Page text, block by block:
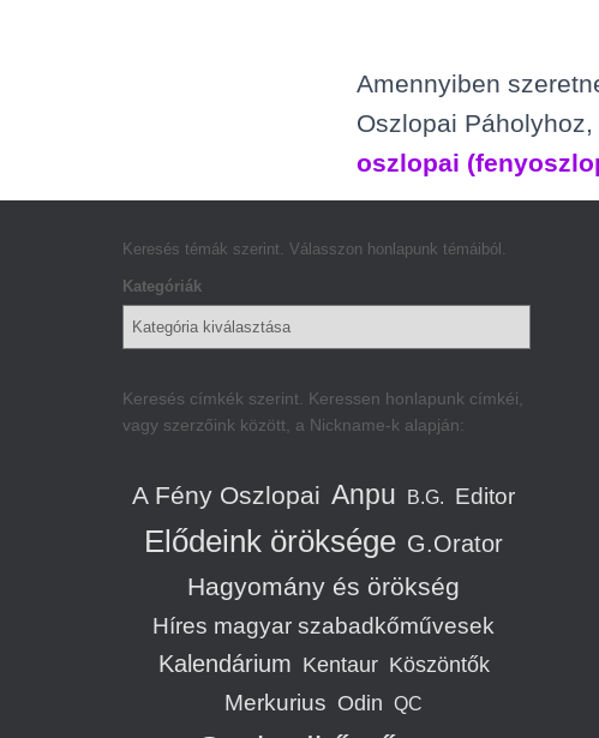
Amennyiben
Oszlopai
oszlopai
Keresés témák szerint. Válasszon honlapunk témáiból.
Kategóriák
Keresés címkék szerint. Keressen honlapunk címkéi,
vagy szerzőink között, a Nickname-k alapján:
A Fény Oszlopai Anpu B.G. Editor
Elődeink öröksége G.Orator
Hagyomány és örökség
Híres magyar szabadkőművesek
Kalendárium Kentaur Köszöntők
Merkurius Odin QC